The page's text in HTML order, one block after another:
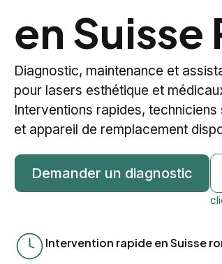
en Suisse
Diagnostic, maintenance et
pour lasers esthétique et
Interventions rapides, techniciens
et appareil de remplacement
Demander un diagnostic
Intervention rapide en Suisse